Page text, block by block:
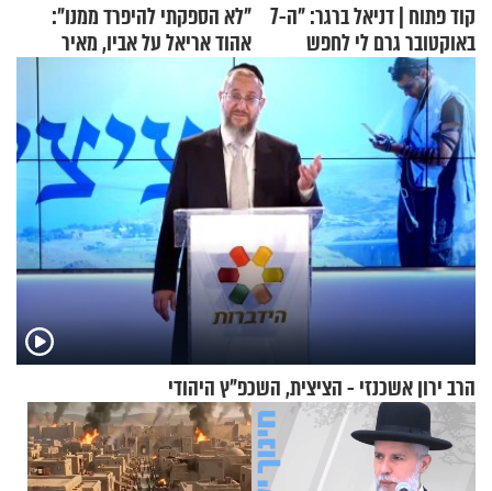
קוד פתוח | דניאל ברגר: "ה-7
באוקטובר גרם לי לחפש
תשובות"
"לא הספקתי להיפרד ממנו":
אהוד אריאל על אביו, מאיר
אריאל ז"ל
הרב ירון אשכנזי - הציצית, השכפ"ץ היהודי